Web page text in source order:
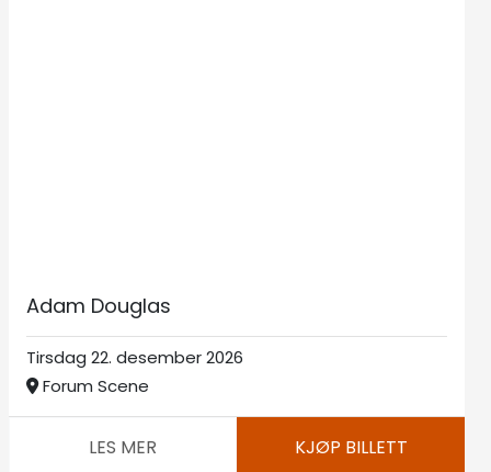
Adam Douglas
Tirsdag 22. desember 2026
Forum Scene
LES MER KJØP BILLETT